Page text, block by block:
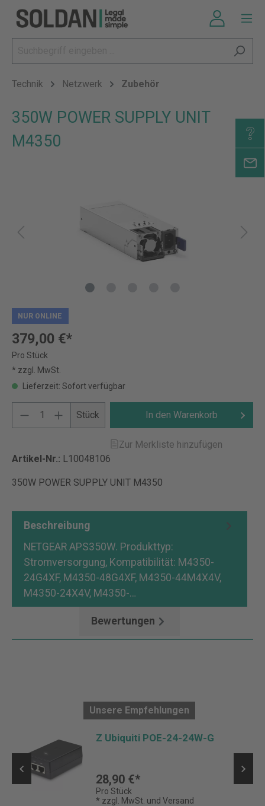
Technik Netzwerk Zubehör
350W POWER SUPPLY UNIT
M4350
NUR ONLINE
379,00 €*
Pro Stück
* zzgl. MwSt.
Lieferzeit: Sofort verfügbar
Stück In den Warenkorb
Zur Merkliste hinzufügen
Artikel-Nr.: L10048106
350W POWER SUPPLY UNIT M4350
Beschreibung
NETGEAR APS350W. Produkttyp:
Stromversorgung, Kompatibilität: M4350-
24G4XF, M4350-48G4XF, M4350-44M4X4V,
M4350-24X4V, M4350-…
Bewertungen
Unsere Empfehlungen
Z Ubiquiti POE-24-24W-G
28,90 €*
Pro Stück
* zzgl. MwSt. und Versand